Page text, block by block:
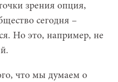
зрения опция,
сегодня –
Но это, например, не
что мы думаем о